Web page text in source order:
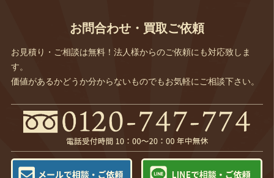
お問合わせ・買取ご依頼
お見積り・ご相談は無料！法人様からのご依頼にも対応致しま
す。
価値があるかどうか分からないものでもお気軽にご相談下さい。